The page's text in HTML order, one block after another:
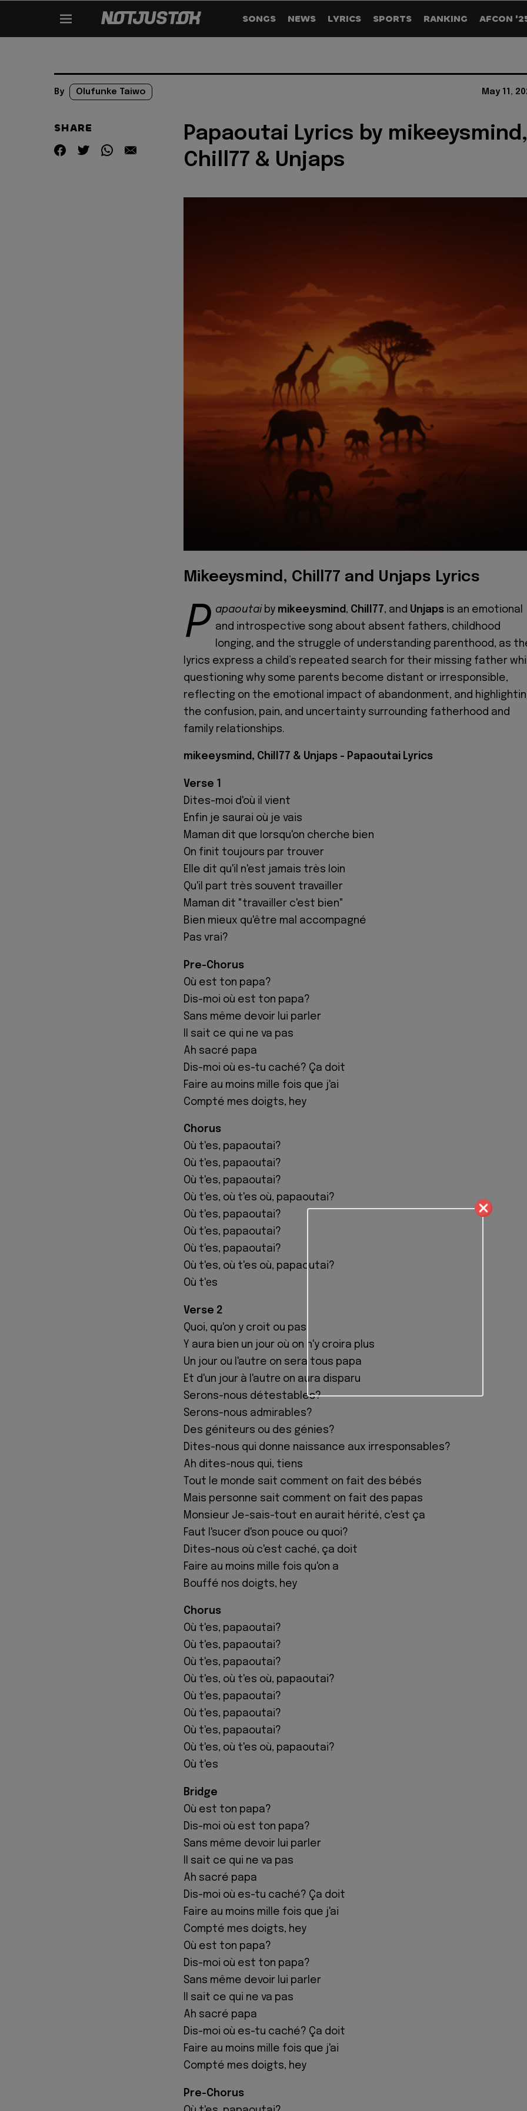
SONGS NEWS LYRICS SPORTS RANKING AFCON
By Olufunke Taiwo May 11,
SHARE
Papaoutai Lyrics by mikeeysmind,
Chill77 & Unjaps
Mikeeysmind, Chill77 and Unjaps Lyrics
P apaoutai by mikeeysmind , Chill77, and Unjaps is an emotional
and introspective song about absent fathers, childhood
longing, and the struggle of understanding parenthood, as
lyrics express a child’s repeated search for their missing father
questioning why some parents become distant or irresponsible,
reflecting on the emotional impact of abandonment, and
the confusion, pain, and uncertainty surrounding fatherhood and
family relationships.
mikeeysmind, Chill77 & Unjaps - Papaoutai Lyrics
Verse 1
Dites-moi d'où il vient
Enfin je saurai où je vais
Maman dit que lorsqu'on cherche bien
On finit toujours par trouver
Elle dit qu'il n'est jamais très loin
Qu'il part très souvent travailler
Maman dit "travailler c'est bien"
Bien mieux qu'être mal accompagné
Pas vrai?
Pre-Chorus
Où est ton papa?
Dis-moi où est ton papa?
Sans même devoir lui parler
Il sait ce qui ne va pas
Ah sacré papa
Dis-moi où es-tu caché? Ça doit
Faire au moins mille fois que j'ai
Compté mes doigts, hey
Chorus
Où t'es, papaoutai?
Où t'es, papaoutai?
Où t'es, papaoutai?
Où t'es, où t'es où, papaoutai?
Où t'es, papaoutai?
Où t'es, papaoutai?
Où t'es, papaoutai?
Où t'es, où t'es où, papaoutai?
Où t'еs
Verse 2
Quoi, qu'on y croit ou pas
Y aura bien un jour où on n'y croira plus
Un jour ou l'autre on sera tous papa
Et d'un jour à l'autrе on aura disparu
Serons-nous détestables?
Serons-nous admirables?
Des géniteurs ou des génies?
Dites-nous qui donne naissance aux irresponsables?
Ah dites-nous qui, tiens
Tout le monde sait comment on fait des bébés
Mais personne sait comment on fait des papas
Monsieur Je-sais-tout en aurait hérité, c'est ça
Faut l'sucer d'son pouce ou quoi?
Dites-nous où c'est caché, ça doit
Faire au moins mille fois qu'on a
Bouffé nos doigts, hey
Chorus
Où t'es, papaoutai?
Où t'es, papaoutai?
Où t'es, papaoutai?
Où t'es, où t'es où, papaoutai?
Où t'es, papaoutai?
Où t'es, papaoutai?
Où t'es, papaoutai?
Où t'es, où t'es où, papaoutai?
Où t'es
Bridge
Où est ton papa?
Dis-moi où est ton papa?
Sans même devoir lui parler
Il sait ce qui ne va pas
Ah sacré papa
Dis-moi où es-tu caché? Ça doit
Faire au moins mille fois que j'ai
Compté mes doigts, hey
Où est ton papa?
Dis-moi où est ton papa?
Sans même devoir lui parler
Il sait ce qui ne va pas
Ah sacré papa
Dis-moi où es-tu caché? Ça doit
Faire au moins mille fois que j'ai
Compté mes doigts, hey
Pre-Chorus